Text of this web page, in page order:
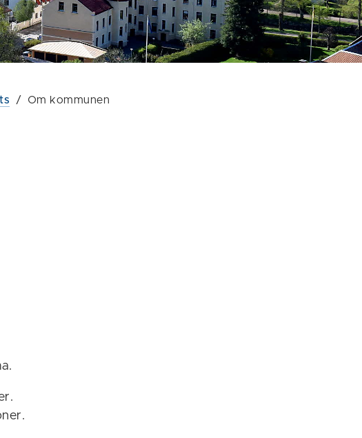
/ Om kommunen